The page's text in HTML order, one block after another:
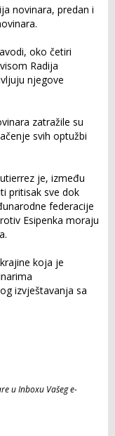
novinara, predan i
oko četiri
Radija
njegove
zatražile su
svih optužbi
je, između
pritisak sve dok
federacije
Esipenka moraju
koja je
izvještavanja sa
u Inboxu Vašeg e-